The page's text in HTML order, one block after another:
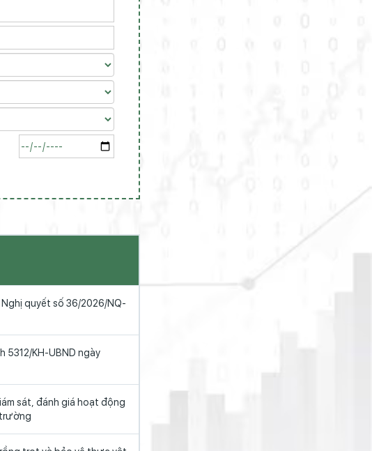
quyết số 36/2026/NQ-
5312/KH-UBND ngày
sát, đánh giá hoạt động